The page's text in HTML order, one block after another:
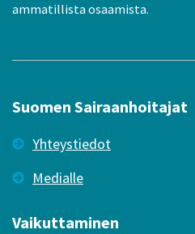
ammatillista osaamista.
Suomen Sairaanhoitajat
Yhteystiedot
Medialle
Vaikuttaminen